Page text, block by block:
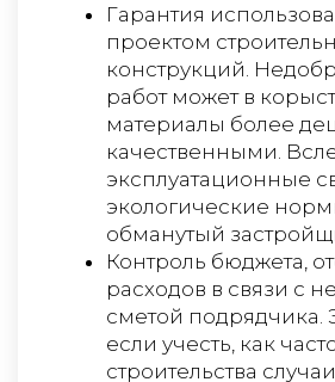
Гарантия
проектом
конструкций.
работ может в
материалы более
качественными.
эксплуатационные
экологические
обманутый
Контроль бюджета,
расходов в связи с
сметой подрядчика.
если учесть, как
строительства